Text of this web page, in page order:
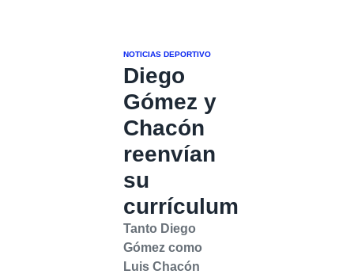
NOTICIAS DEPORTIVO
Diego
Gómez y
Chacón
reenvían
su
currículum
Tanto Diego
Gómez como
Luis Chacón